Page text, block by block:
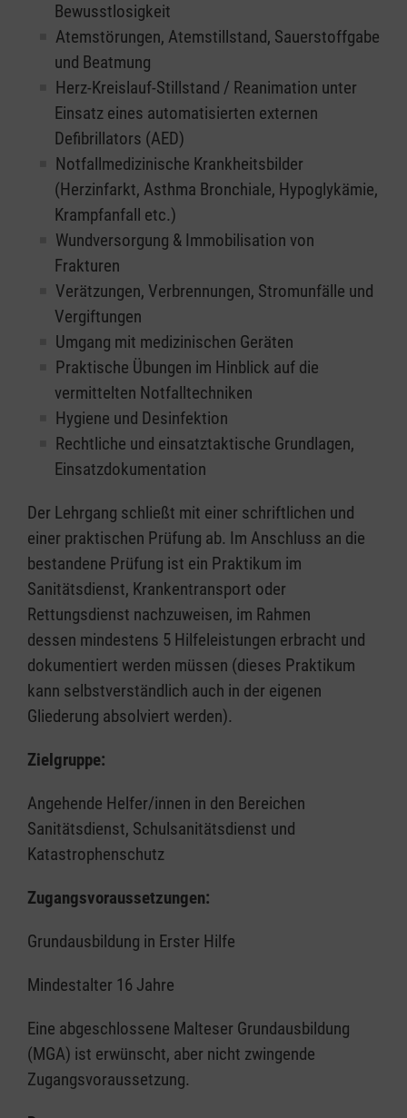
Bewusstlosigkeit
Atemstörungen, Atemstillstand, Sauerstoffgabe
und Beatmung
Herz-Kreislauf-Stillstand / Reanimation unter
Einsatz eines automatisierten externen
Defibrillators (AED)
Notfallmedizinische Krankheitsbilder
(Herzinfarkt, Asthma Bronchiale, Hypoglykämie,
Krampfanfall etc.)
Wundversorgung & Immobilisation von
Frakturen
Verätzungen, Verbrennungen, Stromunfälle und
Vergiftungen
Umgang mit medizinischen Geräten
Praktische Übungen im Hinblick auf die
vermittelten Notfalltechniken
Hygiene und Desinfektion
Rechtliche und einsatztaktische Grundlagen,
Einsatzdokumentation
Der Lehrgang schließt mit einer schriftlichen und
einer praktischen Prüfung ab. Im Anschluss an die
bestandene Prüfung ist ein Praktikum im
Sanitätsdienst, Krankentransport oder
Rettungsdienst nachzuweisen, im Rahmen
dessen mindestens 5 Hilfeleistungen erbracht und
dokumentiert werden müssen (dieses Praktikum
kann selbstverständlich auch in der eigenen
Gliederung absolviert werden).
Zielgruppe:
Angehende Helfer/innen in den Bereichen
Sanitätsdienst, Schulsanitätsdienst und
Katastrophenschutz
Zugangsvoraussetzungen:
Grundausbildung in Erster Hilfe
Mindestalter 16 Jahre
Eine abgeschlossene Malteser Grundausbildung
(MGA) ist erwünscht, aber nicht zwingende
Zugangsvoraussetzung.